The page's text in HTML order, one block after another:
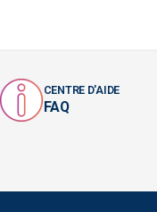
CENTRE D'AIDE
FAQ